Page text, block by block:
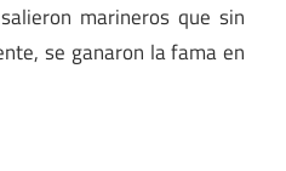
marineros que sin
se ganaron la fama en